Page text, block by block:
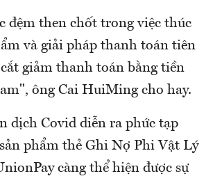
đệm then chốt trong việc thúc
và giải pháp thanh toán tiên
giảm thanh toán bằng tiền
ông Cai HuiMing cho hay.
dịch Covid diễn ra phức tạp
phẩm thẻ Ghi Nợ Phi Vật Lý
càng thể hiện được sự